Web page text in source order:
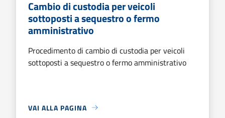
Cambio di custodia per veicoli
sottoposti a sequestro o fermo
amministrativo
Procedimento di cambio di custodia per veicoli
sottoposti a sequestro o fermo amministrativo
VAI ALLA PAGINA